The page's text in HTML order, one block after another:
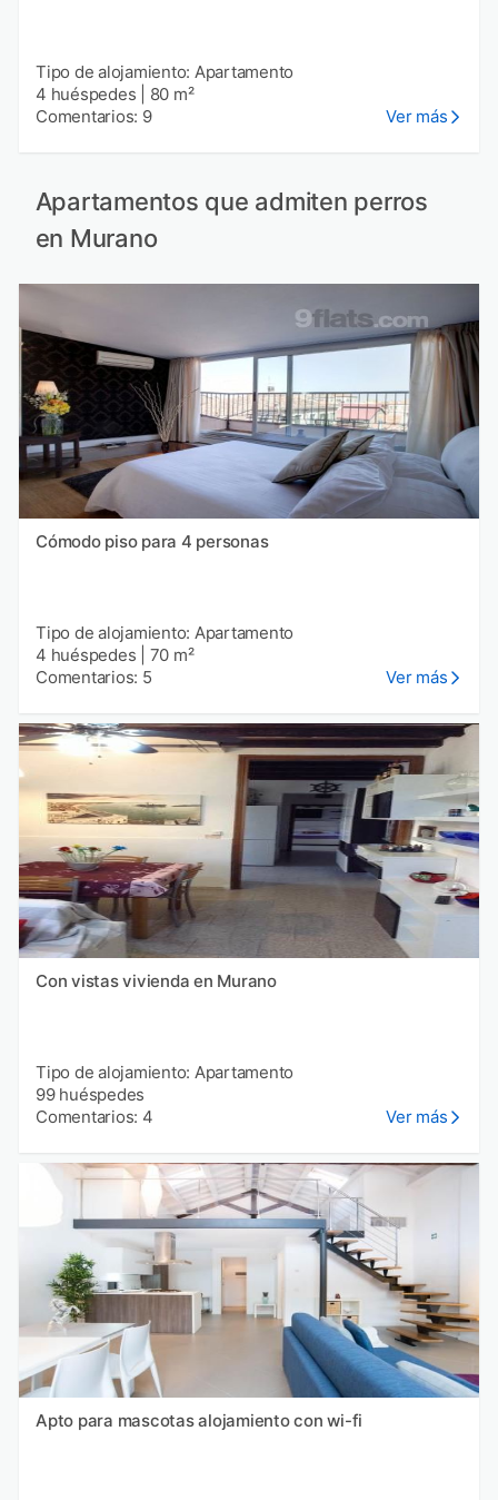
Tipo de alojamiento: Apartamento
4 huéspedes
80 m²
Comentarios: 9
Ver más
Apartamentos que admiten perros
en Murano
Cómodo piso para 4 personas
Tipo de alojamiento: Apartamento
4 huéspedes
70 m²
Comentarios: 5
Ver más
Con vistas vivienda en Murano
Tipo de alojamiento: Apartamento
99 huéspedes
Comentarios: 4
Ver más
Apto para mascotas alojamiento con wi-fi